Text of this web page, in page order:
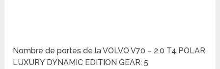
Nombre de portes de la VOLVO V70 – 2.0 T4 POLAR
LUXURY DYNAMIC EDITION GEAR: 5